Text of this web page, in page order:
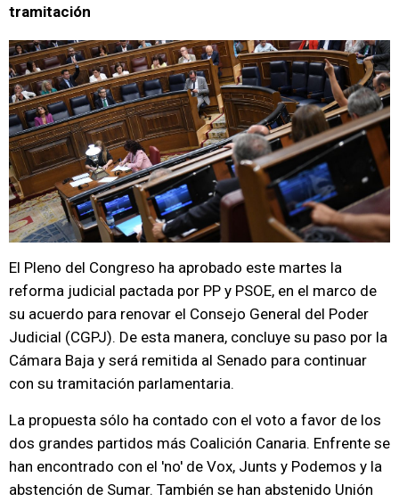
tramitación
El Pleno del Congreso ha aprobado este martes la
reforma judicial pactada por PP y PSOE, en el marco de
su acuerdo para renovar el Consejo General del Poder
Judicial (CGPJ). De esta manera, concluye su paso por la
Cámara Baja y será remitida al Senado para continuar
con su tramitación parlamentaria.
La propuesta sólo ha contado con el voto a favor de los
dos grandes partidos más Coalición Canaria. Enfrente se
han encontrado con el 'no' de Vox, Junts y Podemos y la
abstención de Sumar. También se han abstenido Unión